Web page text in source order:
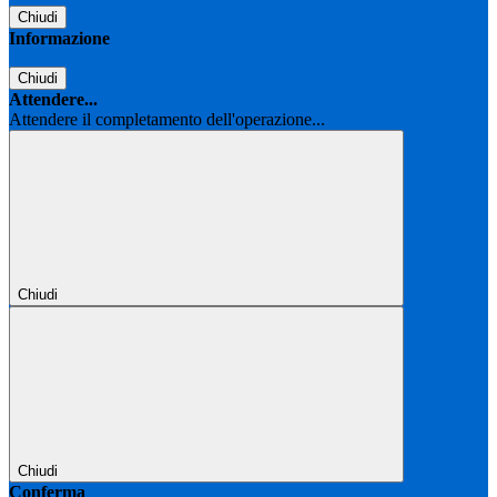
Chiudi
Informazione
Chiudi
Attendere...
Attendere il completamento dell'operazione...
Chiudi
Chiudi
Conferma